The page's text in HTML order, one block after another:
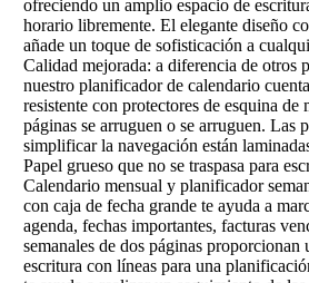
ofreciendo un amplio espacio de
horario libremente. El elegante diseño
añade un toque de sofisticación a
Calidad mejorada: a diferencia de otros
nuestro planificador de calendario
resistente con protectores de esquina de
páginas se arruguen o se arruguen. Las
simplificar la navegación están
Papel grueso que no se traspasa para
Calendario mensual y planificador
con caja de fecha grande te ayuda a
agenda, fechas importantes, facturas
semanales de dos páginas proporcionan
escritura con líneas para una